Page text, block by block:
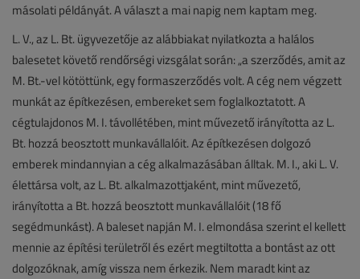
másolati példányát. A választ a mai napig nem kaptam meg.
L. V., az L. Bt. ügyvezetője az alábbiakat nyilatkozta a halálos
balesetet követő rendőrségi vizsgálat során: „a szerződés, amit az
M. Bt.-vel kötöttünk, egy formaszerződés volt. A cég nem végzett
munkát az építkezésen, embereket sem foglalkoztatott. A
cégtulajdonos M. I. távollétében, mint művezető irányította az L.
Bt. hozzá beosztott munkavállalóit. Az építkezésen dolgozó
emberek mindannyian a cég alkalmazásában álltak. M. I., aki L. V.
élettársa volt, az L. Bt. alkalmazottjaként, mint művezető,
irányította a Bt. hozzá beosztott munkavállalóit (18 fő
segédmunkást). A baleset napján M. I. elmondása szerint el kellett
mennie az építési területről és ezért megtiltotta a bontást az ott
dolgozóknak, amíg vissza nem érkezik. Nem maradt kint az